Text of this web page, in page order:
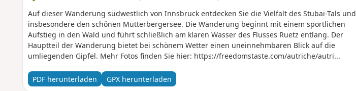
Auf dieser Wanderung südwestlich von Innsbruck entdecken Sie die Vielfalt des Stubai-Tals und
insbesondere den schönen Mutterbergersee. Die Wanderung beginnt mit einem sportlichen
Aufstieg in den Wald und führt schließlich am klaren Wasser des Flusses Ruetz entlang. Der
Hauptteil der Wanderung bietet bei schönem Wetter einen uneinnehmbaren Blick auf die
umliegenden Gipfel. Mehr Fotos finden Sie hier: https://freedomstaste.com/autriche/autri...
PDF herunterladen GPX herunterladen